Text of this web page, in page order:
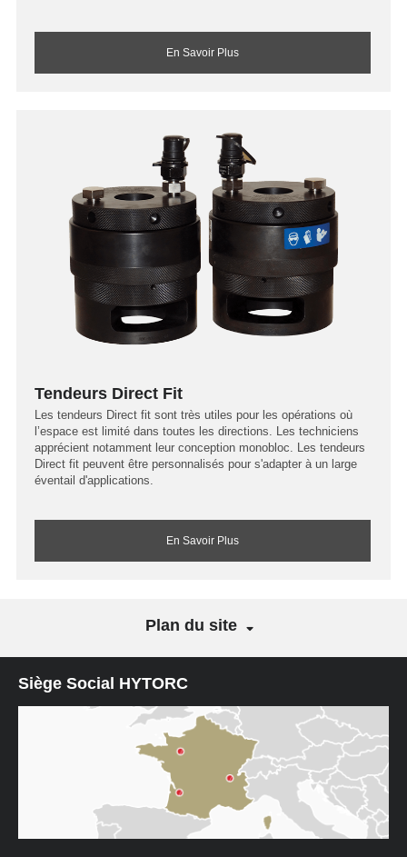
En Savoir Plus
Tendeurs Direct Fit
Les tendeurs Direct fit sont très utiles pour les opérations où
l’espace est limité dans toutes les directions. Les techniciens
apprécient notamment leur conception monobloc. Les tendeurs
Direct fit peuvent être personnalisés pour s'adapter à un large
éventail d'applications.
En Savoir Plus
Plan du site
Siège Social HYTORC